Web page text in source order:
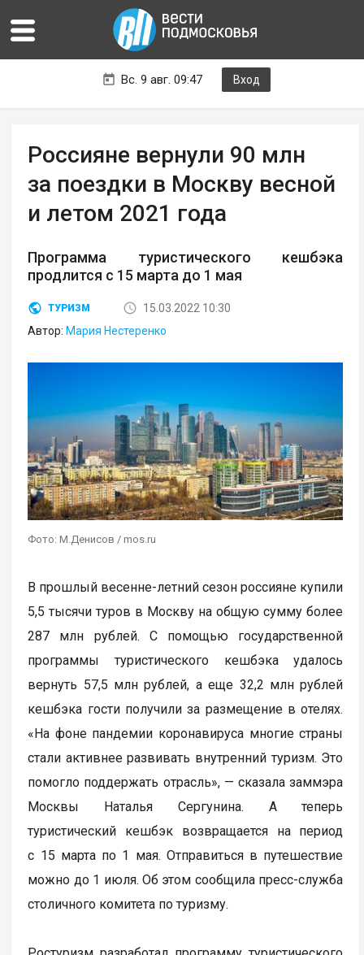
Вс. 9 авг. 09:47 Вход
Россияне вернули 90 млн
за поездки в Москву весной
и летом 2021 года
Программа туристического кешбэка
продлится с 15 марта до 1 мая
ТУРИЗМ
15.03.2022 10:30
Автор: Мария Нестеренко
Фото: М.Денисов / mos.ru
В прошлый весенне-летний сезон россияне купили
5,5 тысячи туров в Москву на общую сумму более
287 млн рублей. С помощью государственной
программы туристического кешбэка удалось
вернуть 57,5 млн рублей, а еще 32,2 млн рублей
кешбэка гости получили за размещение в отелях.
«На фоне пандемии коронавируса многие страны
стали активнее развивать внутренний туризм. Это
помогло поддержать отрасль», — сказала заммэра
Москвы Наталья Сергунина. А теперь
туристический кешбэк возвращается на период
с 15 марта по 1 мая. Отправиться в путешествие
можно до 1 июля. Об этом сообщила пресс-служба
столичного комитета по туризму.